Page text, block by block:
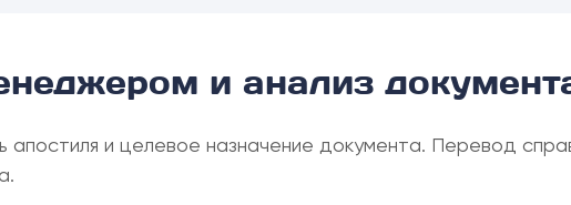
и анализ
и целевое назначение документа. Перевод